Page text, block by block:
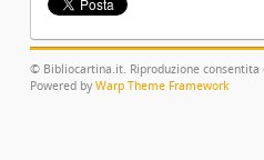
© Bibliocartina.it. Riproduzione
Powered by Warp Theme Framework